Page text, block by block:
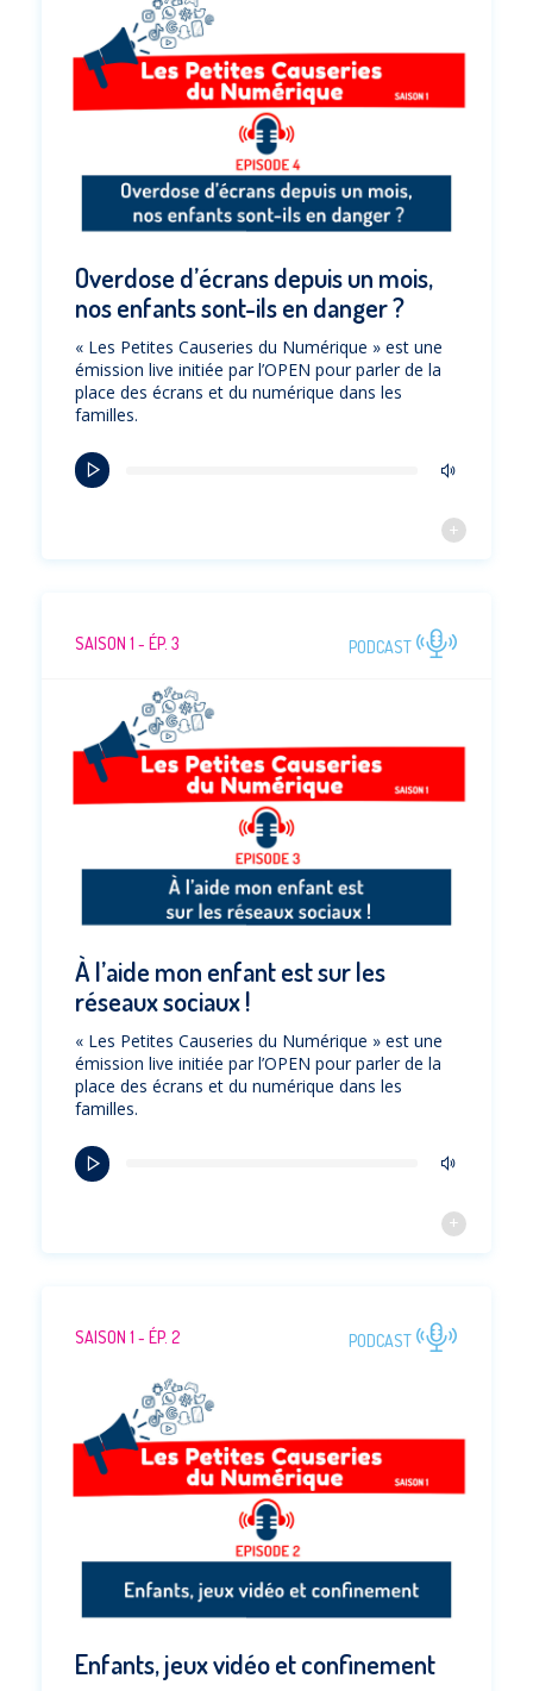
Overdose d’écrans depuis un mois,
nos enfants sont-ils en danger ?
« Les Petites Causeries du Numérique » est une
émission live initiée par l’OPEN pour parler de la
place des écrans et du numérique dans les
familles.
SAISON 1 - ÉP. 3 PODCAST
À l’aide mon enfant est sur les
réseaux sociaux !
« Les Petites Causeries du Numérique » est une
émission live initiée par l’OPEN pour parler de la
place des écrans et du numérique dans les
familles.
SAISON 1 - ÉP. 2 PODCAST
Enfants, jeux vidéo et confinement